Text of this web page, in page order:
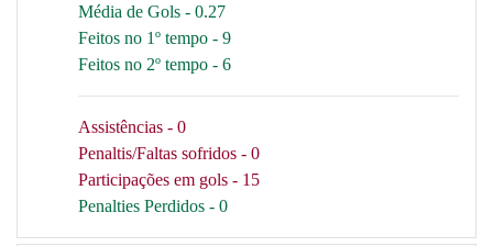
Média de Gols - 0.27
Feitos no 1º tempo - 9
Feitos no 2º tempo - 6
Assistências - 0
Penaltis/Faltas sofridos - 0
Participações em gols - 15
Penalties Perdidos - 0